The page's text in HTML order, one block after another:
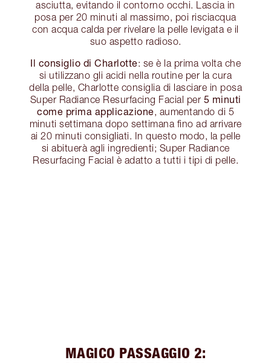
asciutta, evitando il contorno occhi. Lascia in
posa per 20 minuti al massimo, poi risciacqua
con acqua calda per rivelare la pelle levigata e il
suo aspetto radioso.
Il consiglio di Charlotte: se è la prima volta che
si utilizzano gli acidi nella routine per la cura
della pelle, Charlotte consiglia di lasciare in posa
Super Radiance Resurfacing Facial per 5 minuti
come prima applicazione, aumentando di 5
minuti settimana dopo settimana fino ad arrivare
ai 20 minuti consigliati. In questo modo, la pelle
si abituerà agli ingredienti; Super Radiance
Resurfacing Facial è adatto a tutti i tipi di pelle.
MAGICO PASSAGGIO 2: